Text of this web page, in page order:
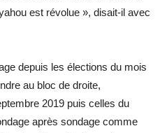
est révolue », disait-il avec
depuis les élections du mois
au bloc de droite,
2019 puis celles du
après sondage comme